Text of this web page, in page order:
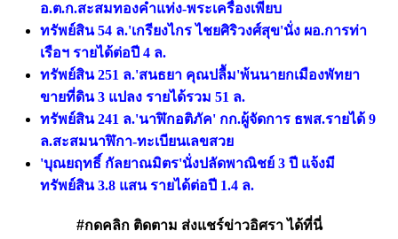
อ.ต.ก.สะสมทองคำแท่ง-พระเครื่องเพียบ
ทรัพย์สิน 54 ล.'เกรียงไกร ไชยศิริวงศ์สุข'นั่ง ผอ.การท่า
เรือฯ รายได้ต่อปี 4 ล.
ทรัพย์สิน 251 ล.'สนธยา คุณปลื้ม'พ้นนายกเมืองพัทยา
ขายที่ดิน 3 แปลง รายได้รวม 51 ล.
ทรัพย์สิน 241 ล.'นาฬิกอติภัค' กก.ผู้จัดการ ธพส.รายได้ 9
ล.สะสมนาฬิกา-ทะเบียนเลขสวย
'บุณยฤทธิ์ กัลยาณมิตร'นั่งปลัดพาณิชย์ 3 ปี แจ้งมี
ทรัพย์สิน 3.8 แสน รายได้ต่อปี 1.4 ล.
#กดคลิก ติดตาม ส่งแชร์ข่าวอิศรา ได้ที่นี่